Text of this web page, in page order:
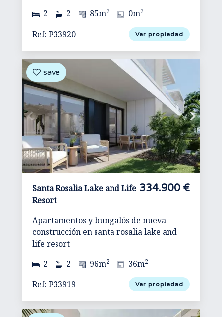
2
2 85m2 0m2
Ref: P33920 Ver propiedad
Santa Rosalia Lake and Life
Resort
334.900 €
Apartamentos y bungalós de nueva
construcción en santa rosalia lake and
life resort
2
2 96m2 36m2
Ref: P33919 Ver propiedad